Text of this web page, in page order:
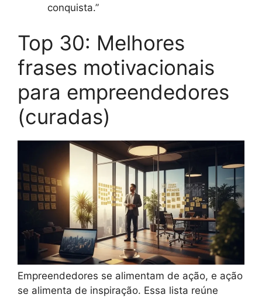
conquista.”
Top 30: Melhores
frases motivacionais
para empreendedores
(curadas)
Empreendedores se alimentam de ação, e ação
se alimenta de inspiração. Essa lista reúne